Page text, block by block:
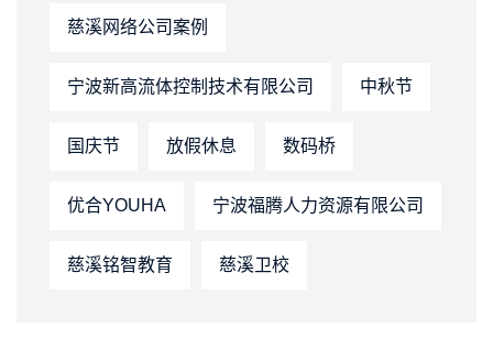
慈溪网络公司案例
宁波新高流体控制技术有限公司 中秋节
国庆节 放假休息 数码桥
优合YOUHA 宁波福腾人力资源有限公司
慈溪铭智教育 慈溪卫校